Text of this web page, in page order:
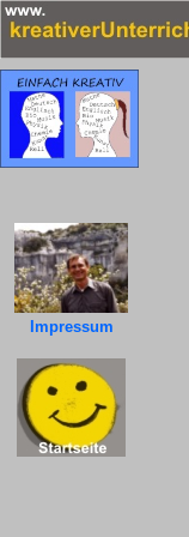
Impressum